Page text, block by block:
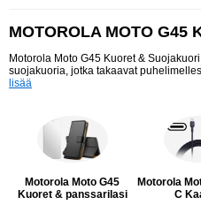
MOTOROLA MOTO G45
Motorola Moto G45 Kuoret &
suojakuoria, jotka takaavat
lisää
Motorola Moto G45
Kuoret & panssarilasi
Motorola
C